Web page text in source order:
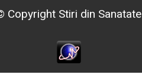
Copyright Stiri din Sanatate